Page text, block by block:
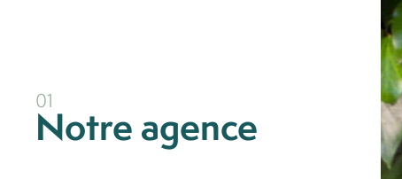
01
Notre agence